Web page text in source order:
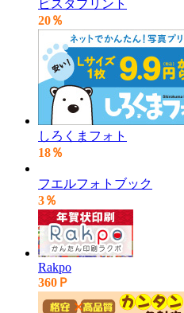
ビスタプリント
20％
しろくまフォト
18％
フエルフォトブック
3％
Rakpo
360Ｐ